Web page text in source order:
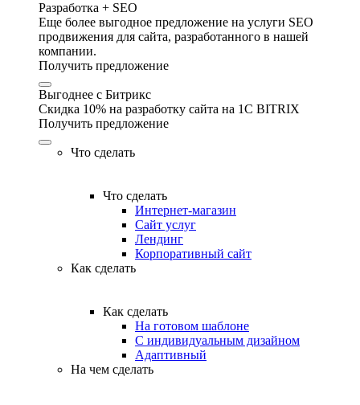
Разработка + SEO
Еще более выгодное предложение на услуги SEO
продвижения для сайта, разработанного в нашей
компании.
Получить предложение
Выгоднее с Битрикс
Скидка 10% на разработку сайта на 1C BITRIX
Получить предложение
Что сделать
Что сделать
Интернет-магазин
Сайт услуг
Лендинг
Корпоративный сайт
Как сделать
Как сделать
На готовом шаблоне
С индивидуальным дизайном
Адаптивный
На чем сделать